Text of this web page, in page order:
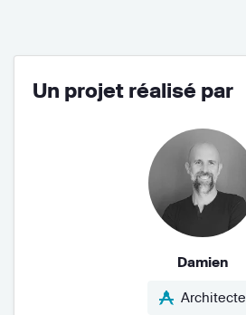
Un projet réalisé par
Damien
Architecte